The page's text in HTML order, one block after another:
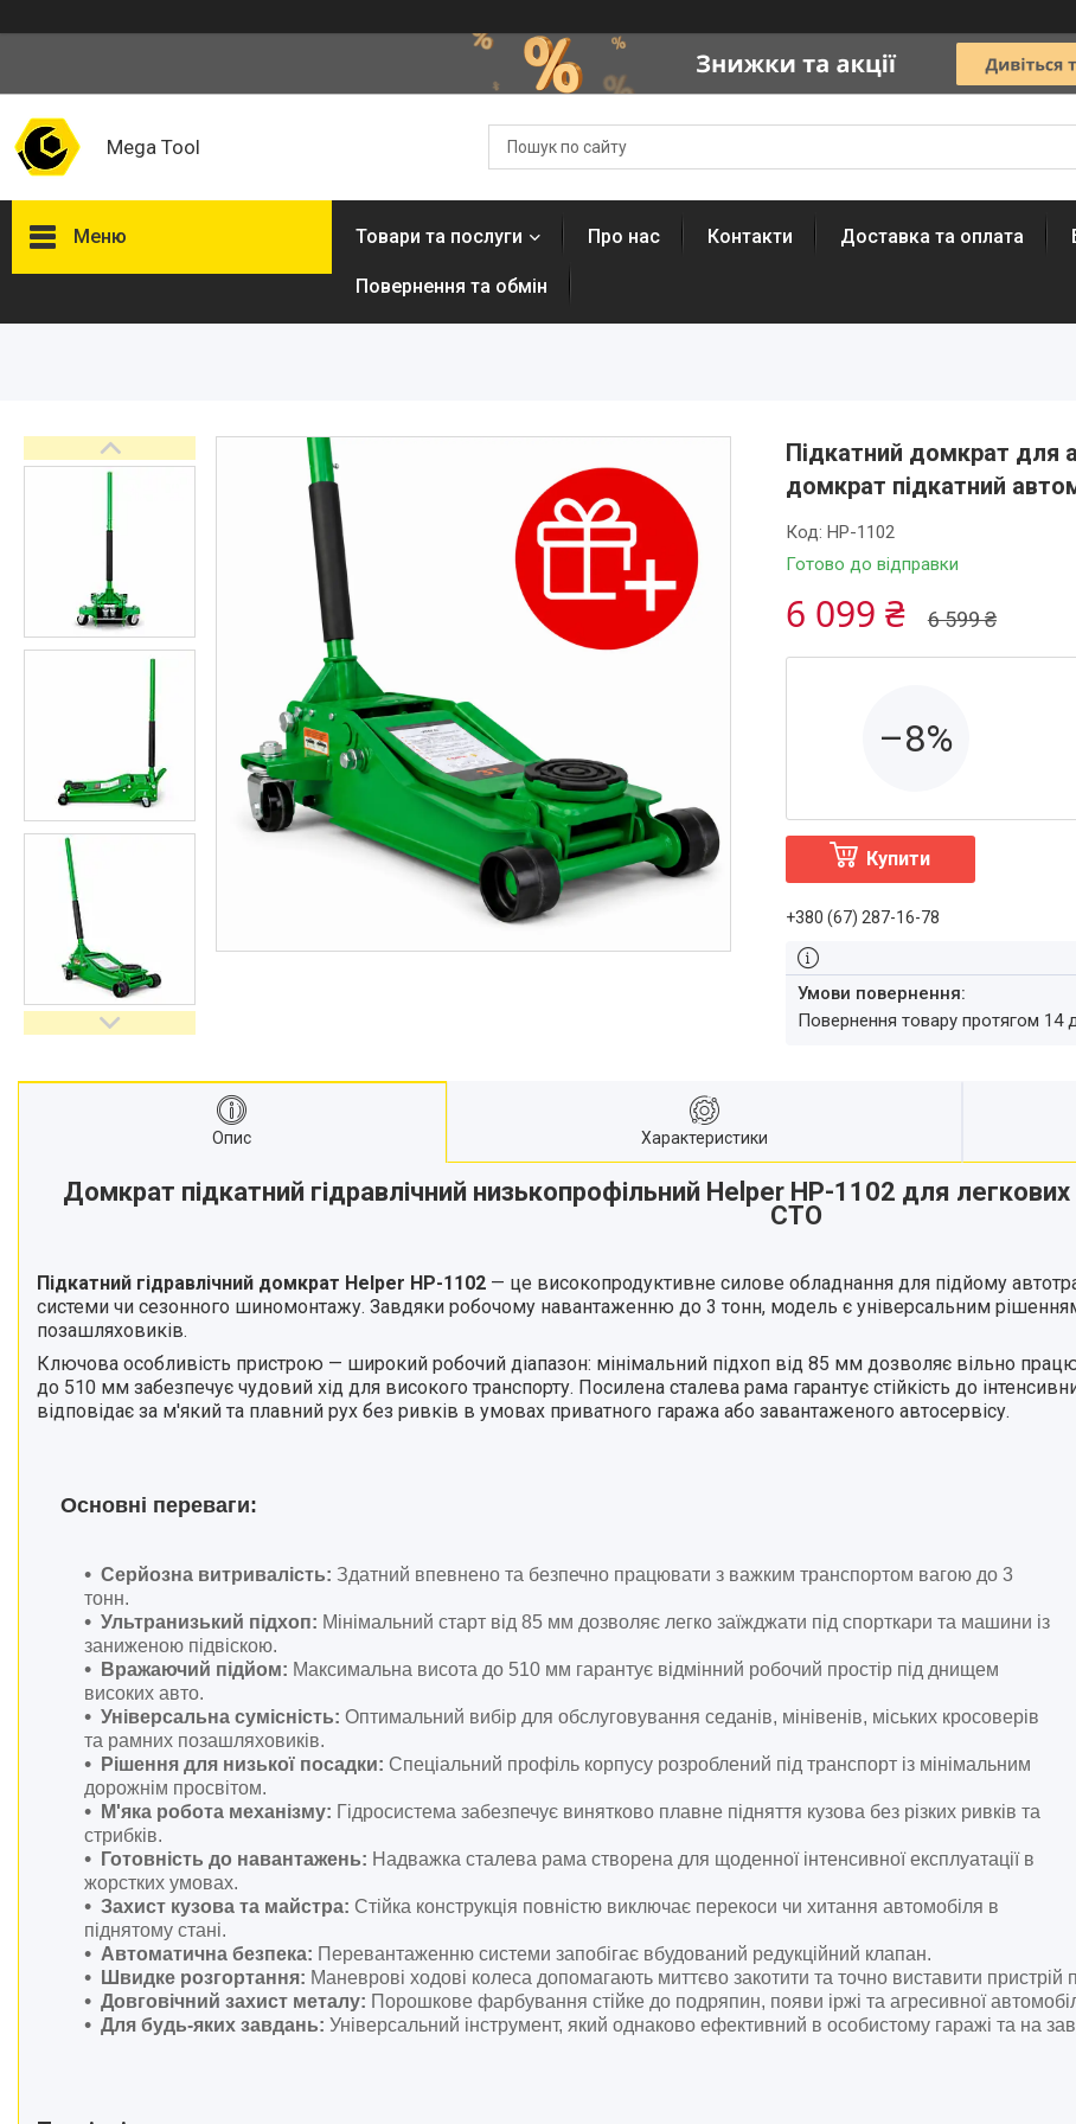
Mega Tool
Меню
Енергозабезпечення
Двигуни бензинові
Ручний інструмент
Пристрої пускозарядні для
Бензоінструмент
Набори гайкових ключів
Компресометри
Зварювальне обладнання
Знімачі та обтискачі
Дім і сад
Автотовари
Автоаксесуари
Товари для туризму
Рукоятки з храповим
механізмом (тріскачки)
матеріалів
Зварювальні апарати
Розхідні матеріали
Аксесуари та комплектуючі
для інструментів
Обладання для складів
Агротехніка
Велосипеди
Ручний інструмент.
пневмоінструменти.
Автотовари.
Розхідні матеріали й
приналежності
Ящики, сумки, пояси для
інструментів
Стійки для гаражного
зберігання
Металошукачі і детектори
Інші товари
Обладання для складів
Аксесуари та комплектуючі
для інструментів
Обладнання для
автозаправних станцій
Пневматичні пістолети
Товари та послуги Про нас Контакти Доставка та оплата
Повернення та обмін
Підкатний домкрат для
домкрат підкатний
Готово до відправки
Код: HP-1102
6 599 ₴
6 099 ₴
–8%
Купити
+380 (67) 287-16-78
повернення товару протягом 14
Опис Характеристики
Домкрат підкатний гідравлічний низькопрофільний Helper HP-1102 для
СТО
Підкатний гідравлічний домкрат Helper HP-1102 — це високопродуктивне силове обладнання для підйому
системи чи сезонного шиномонтажу. Завдяки робочому навантаженню до 3 тонн, модель є універсальним рішенням
позашляховиків.
Ключова особливість пристрою — широкий робочий діапазон: мінімальний підхоп від 85 мм дозволяє вільно
до 510 мм забезпечує чудовий хід для високого транспорту. Посилена сталева рама гарантує стійкість до
відповідає за м'який та плавний рух без ривків в умовах приватного гаража або завантаженого автосервісу.
Основні переваги:
Серйозна витривалість: Здатний впевнено та безпечно працювати з важким транспортом вагою до 3
тонн.
Ультранизький підхоп: Мінімальний старт від 85 мм дозволяє легко заїжджати під спорткари та машини із
заниженою підвіскою.
Вражаючий підйом: Максимальна висота до 510 мм гарантує відмінний робочий простір під днищем
високих авто.
Універсальна сумісність: Оптимальний вибір для обслуговування седанів, мінівенів, міських кросоверів
та рамних позашляховиків.
Рішення для низької посадки: Спеціальний профіль корпусу розроблений під транспорт із мінімальним
дорожнім просвітом.
М'яка робота механізму: Гідросистема забезпечує винятково плавне підняття кузова без різких ривків та
стрибків.
Готовність до навантажень: Надважка сталева рама створена для щоденної інтенсивної експлуатації в
жорстких умовах.
Захист кузова та майстра: Стійка конструкція повністю виключає перекоси чи хитання автомобіля в
піднятому стані.
Автоматична безпека: Перевантаженню системи запобігає вбудований редукційний клапан.
Швидке розгортання: Маневрові ходові колеса допомагають миттєво закотити та точно виставити пристрій
Довговічний захист металу: Порошкове фарбування стійке до подряпин, появи іржі та агресивної
Для будь-яких завдань: Універсальний інструмент, який однаково ефективний в особистому гаражі та на